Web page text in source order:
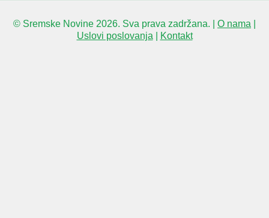
© Sremske Novine 2026. Sva prava zadržana. | O nama
Uslovi poslovanja| Kontakt